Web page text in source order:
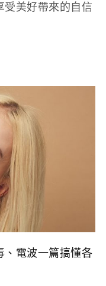
受美好帶來的自信
、電波一篇搞懂各